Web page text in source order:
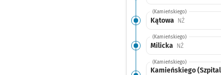
(Kamieńskiego)
Kątowa NŻPrzystanek
(Kamieńskiego)
Milicka NŻPrzystanek
(Kamieńskiego)
Kamieńskiego